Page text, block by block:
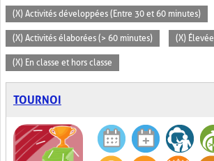
(X) Activités développées (Entre 30 et 60 minutes)
(X) Activités élaborées (> 60 minutes) (X) Élevée
(X) En classe et hors classe
TOURNOI